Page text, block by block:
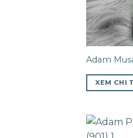
Adam
XEM CHI